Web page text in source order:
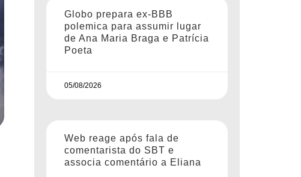
Globo prepara ex-BBB
polemica para assumir lugar
de Ana Maria Braga e Patrícia
Poeta
05/08/2026
Web reage após fala de
comentarista do SBT e
associa comentário a Eliana